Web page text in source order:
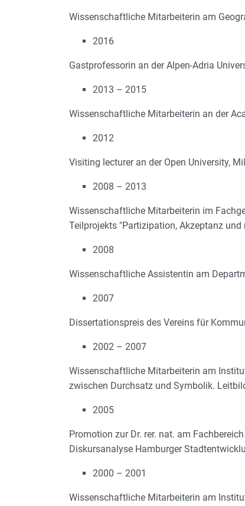
Wissenschaftliche Mitarbeiterin am
2016
Gastprofessorin an der Alpen-Adria
2013 – 2015
Wissenschaftliche Mitarbeiterin an der
2012
Visiting lecturer an der Open University,
2008 – 2013
Wissenschaftliche Mitarbeiterin im
Teilprojekts "Partizipation, Akzeptanz und
2008
Wissenschaftliche Assistentin am
2007
Dissertationspreis des Vereins für
2002 – 2007
Wissenschaftliche Mitarbeiterin am
zwischen Durchsatz und Symbolik.
2005
Promotion zur Dr. rer. nat. am
Diskursanalyse Hamburger
2000 – 2001
Wissenschaftliche Mitarbeiterin am